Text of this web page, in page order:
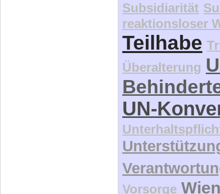
Subsidiarität
reaktionsloser
Teilhabe
Überalterung
UN-
Vorsorge